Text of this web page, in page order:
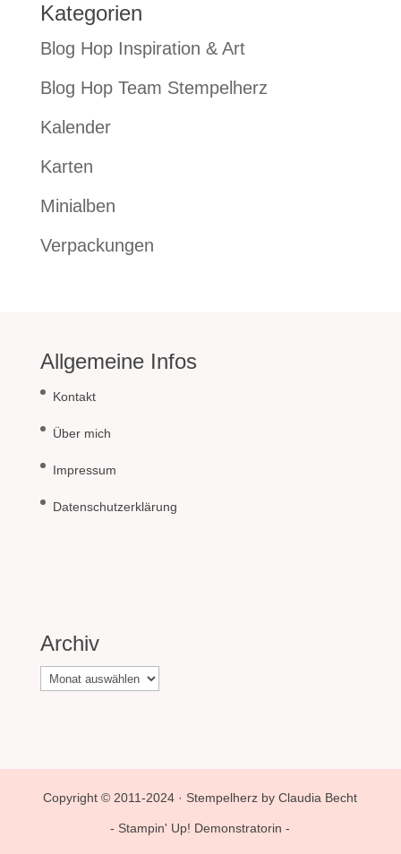
Kategorien
Blog Hop Inspiration & Art
Blog Hop Team Stempelherz
Kalender
Karten
Minialben
Verpackungen
Allgemeine Infos
Kontakt
Über mich
Impressum
Datenschutzerklärung
Archiv
Archiv
Copyright © 2011-2024 · Stempelherz by Claudia Becht
- Stampin' Up! Demonstratorin -